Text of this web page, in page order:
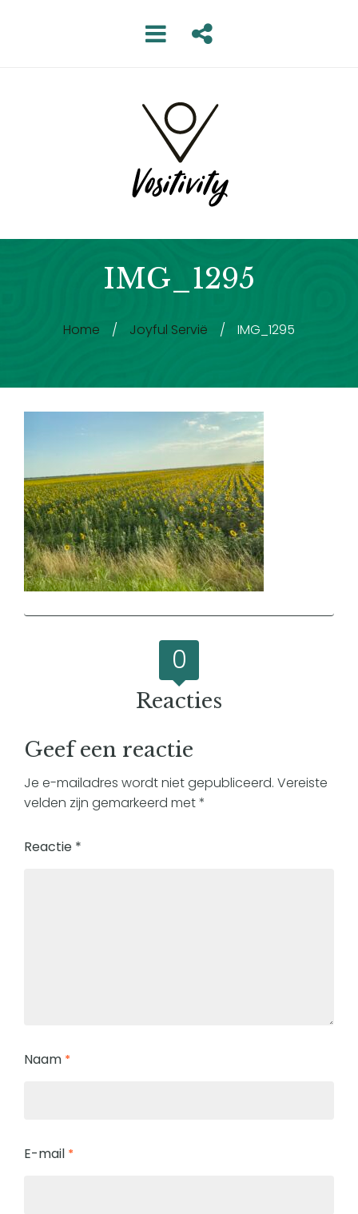
IMG_1295
Home / Joyful Servië / IMG_1295
0
Reacties
Geef een reactie
Je e-mailadres wordt niet gepubliceerd. Vereiste
velden zijn gemarkeerd met*
Reactie *
Naam *
E-mail *